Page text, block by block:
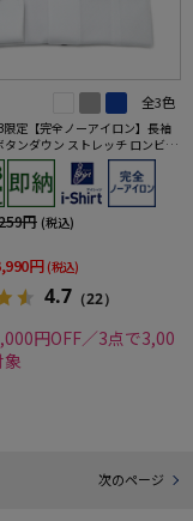
全3色
限定【完全ノーアイロン】長袖
タンダウン ストレッチ ロンビッ
イシャツ 通年
円 (税込)
円 (税込)
4.7 （22）
円OFF／3点で3,00
象
次のページ